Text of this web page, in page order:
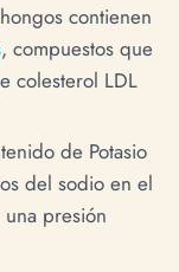
contienen
, compuestos que
colesterol LDL
de Potasio
del sodio en el
presión